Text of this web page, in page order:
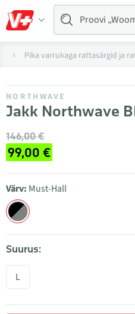
Pika varrukaga rattasärgid ja
NORTHWAVE
Jakk Northwave
146,00 €
99,00 €
Värv: Must-Hall
Suurus:
L